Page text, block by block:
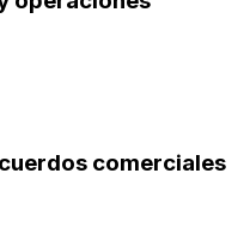
comerciales